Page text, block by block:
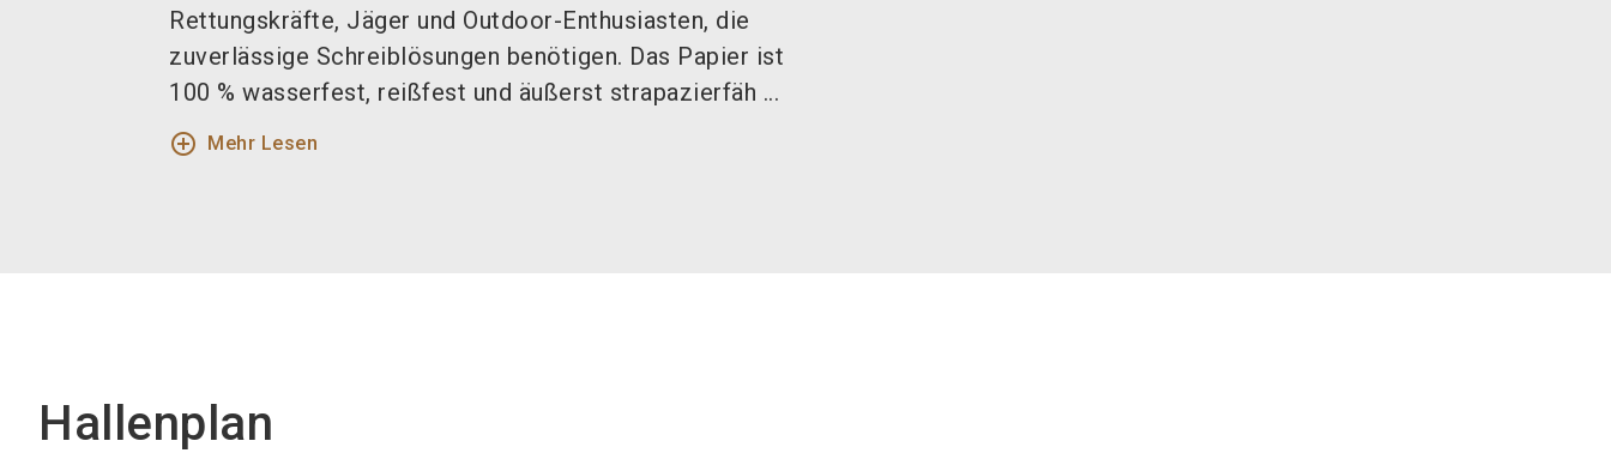
Rettungskräfte, Jäger und Outdoor-Enthusiasten, die
zuverlässige Schreiblösungen benötigen. Das Papier ist
100 % wasserfest, reißfest und äußerst strapazierfäh ...
add_circle_outline Mehr Lesen
Hallenplan